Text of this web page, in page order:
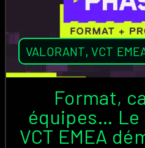
VALORANT,VCT
Format,
équipes… Le
VCT EMEA